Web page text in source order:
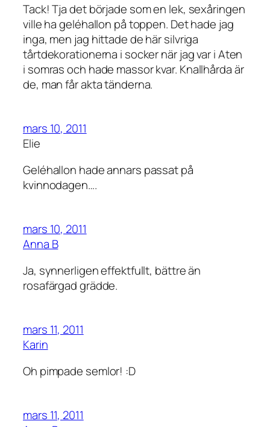
Tack! Tja det började som en lek, sexåringen
ville ha geléhallon på toppen. Det hade jag
inga, men jag hittade de här silvriga
tårtdekorationerna i socker när jag var i Aten
i somras och hade massor kvar. Knallhårda är
de, man får akta tänderna.
mars 10, 2011
Elie
Geléhallon hade annars passat på
kvinnodagen….
mars 10, 2011
Anna B
Ja, synnerligen effektfullt, bättre än
rosafärgad grädde.
mars 11, 2011
Karin
Oh pimpade semlor! :D
mars 11, 2011